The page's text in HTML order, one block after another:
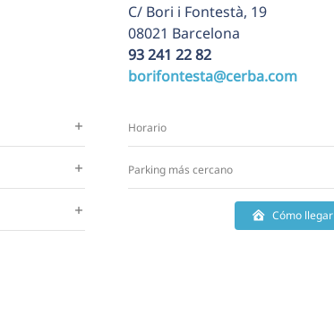
C/ Bori i Fontestà, 19
08021 Barcelona
93 241 22 82
borifontesta@cerba.com
Horario
Parking más cercano
Cómo llegar